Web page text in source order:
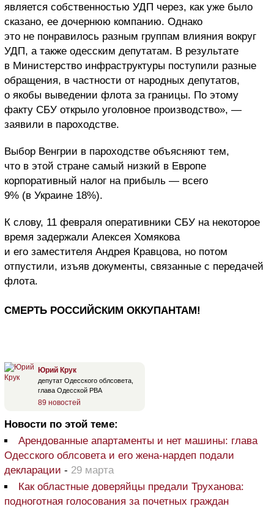
является собственностью УДП через, как уже было
сказано, ее дочернюю компанию. Однако
это не понравилось разным группам влияния вокруг
УДП, а также одесским депутатам. В результате
в Министерство инфраструктуры поступили разные
обращения, в частности от народных депутатов,
о якобы выведении флота за границы. По этому
факту СБУ открыло уголовное производство», —
заявили в пароходстве.
Выбор Венгрии в пароходстве объясняют тем,
что в этой стране самый низкий в Европе
корпоративный налог на прибыль — всего
9% (в Украине 18%).
К слову, 11 февраля оперативники СБУ на некоторое
время задержали Алексея Хомякова
и его заместителя Андрея Кравцова, но потом
отпустили, изъяв документы, связанные с передачей
флота.
СМЕРТЬ РОССИЙСКИМ ОККУПАНТАМ!
Юрий Крук
депутат Одесского облсовета,
глава Одесской РВА
89 новостей
Новости по этой теме:
Арендованные апартаменты и нет машины: глава
Одесского облсовета и его жена-нардеп подали
декларации - 29 марта
Как областные доверяйцы предали Труханова:
подноготная голосования за почетных граждан